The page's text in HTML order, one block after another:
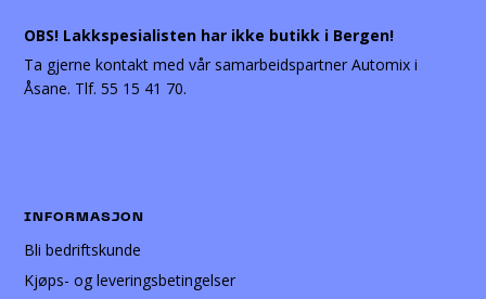
OBS! Lakkspesialisten har ikke butikk i Bergen!
Ta gjerne kontakt med vår samarbeidspartner Automix i
Åsane. Tlf. 55 15 41 70.
INFORMASJON
Bli bedriftskunde
Kjøps- og leveringsbetingelser